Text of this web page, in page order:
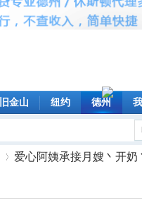
旧金山 纽约 德州
爱心阿姨承接月嫂丶开奶